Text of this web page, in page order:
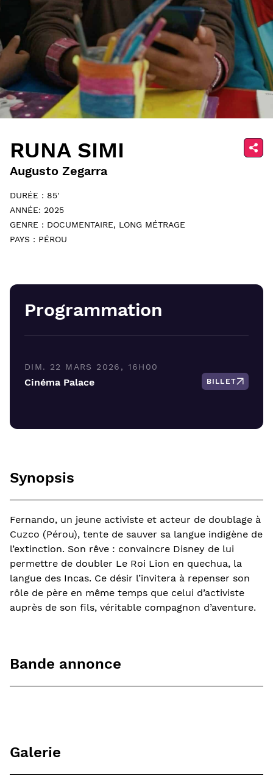
RUNA SIMI
Augusto Zegarra
DURÉE : 85'
ANNÉE: 2025
GENRE : DOCUMENTAIRE, LONG MÉTRAGE
PAYS : PÉROU
Synopsis
Fernando, un jeune activiste et acteur de doublage à
Cuzco (Pérou), tente de sauver sa langue indigène de
l’extinction. Son rêve : convaincre Disney de lui
permettre de doubler Le Roi Lion en quechua, la
langue des Incas. Ce désir l’invitera à repenser son
rôle de père en même temps que celui d’activiste
auprès de son fils, véritable compagnon d’aventure.
Bande annonce
Galerie
Programmation
DIM. 22 MARS 2026, 16H00
Cinéma Palace BILLET